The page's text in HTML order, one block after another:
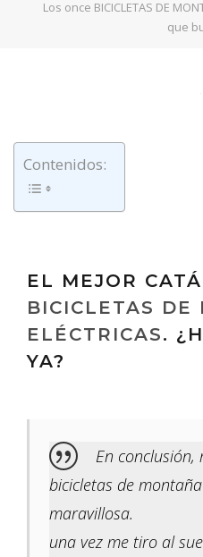
Los once BICICLETAS DE
que
Contenidos:
EL MEJOR
BICICLETAS DE
ELÉCTRICAS.
YA?
En
bicicletas de
maravillosa.
una vez me tiro al